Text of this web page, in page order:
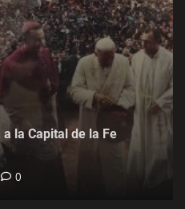
la Capital de la Fe
0